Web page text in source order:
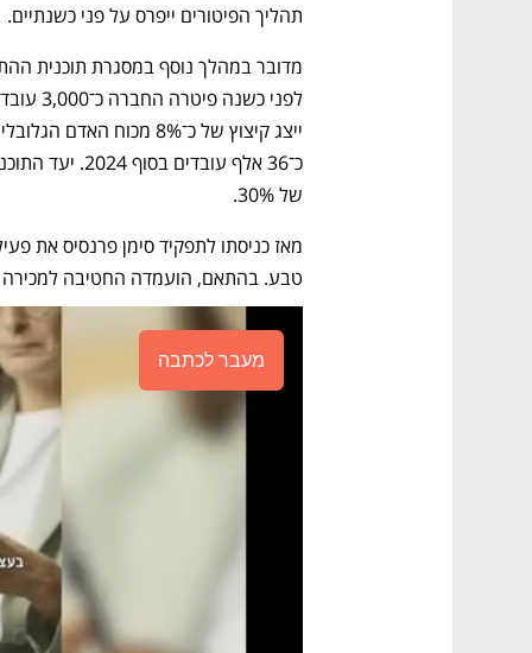
תהליך הפיטורים ייפרס על פני כשנתיים.
של 30%.
טבע. בהתאם, הועמדה החטיבה למכירה כבר
מעבר לכתבה